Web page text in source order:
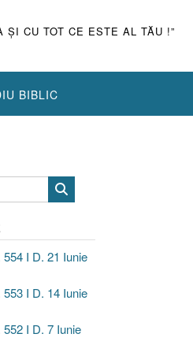
CU TOT CE ESTE AL TĂU !”
BIBLIC
I D. 21 Iunie
I D. 14 Iunie
I D. 7 Iunie